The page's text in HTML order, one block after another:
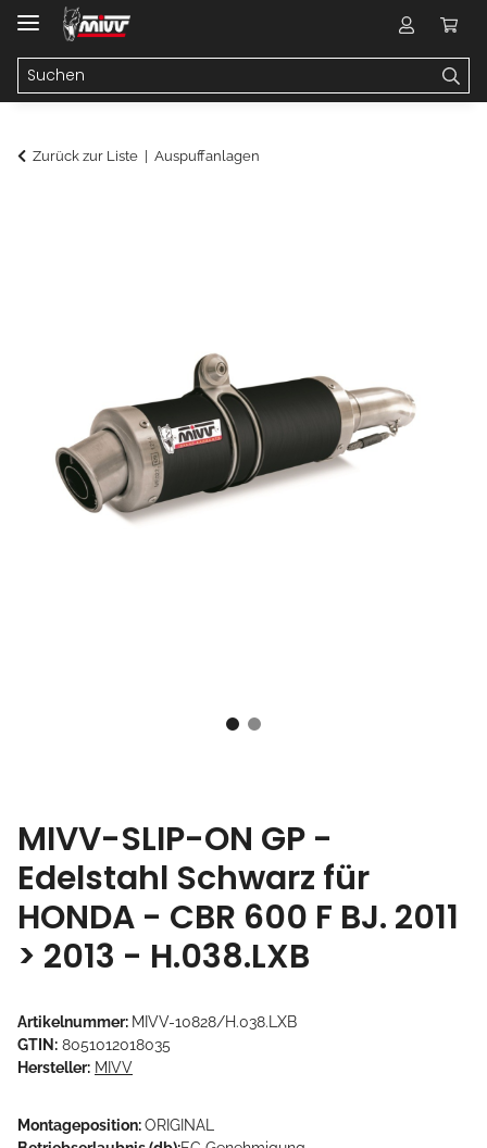
Zurück zur Liste Auspuffanlagen
MIVV-SLIP-ON GP -
Edelstahl Schwarz für
HONDA - CBR 600 F BJ. 2011
> 2013 - H.038.LXB
Artikelnummer: MIVV-10828/H.038.LXB
GTIN: 8051012018035
Hersteller: MIVV
Montageposition:ORIGINAL